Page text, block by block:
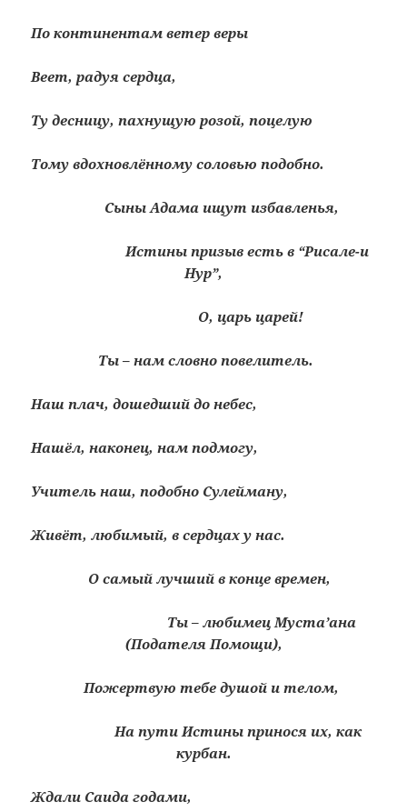
По континентам ветер веры
Веет, радуя сердца,
Ту десницу, пахнущую розой, поцелую
Тому вдохновлённому соловью подобно.
Сыны Адама ищут избавленья,
Истины призыв есть в “Рисале-и
Нур”,
О, царь царей!
Ты – нам словно повелитель.
Наш плач, дошедший до небес,
Нашёл, наконец, нам подмогу,
Учитель наш, подобно Сулейману,
Живёт, любимый, в сердцах у нас.
О самый лучший в конце времен,
Ты – любимец Муста’ана
(Подателя Помощи),
Пожертвую тебе душой и телом,
На пути Истины принося их, как
курбан.
Ждали Саида годами,